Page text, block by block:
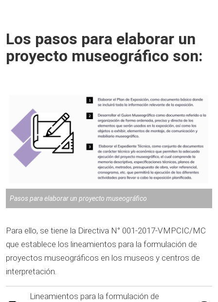
Los pasos para elaborar un
proyecto museográfico son:
Pasos para elaborar un proyecto museográfico
Para ello, se tiene la Directiva N° 001-2017-VMPCIC/MC
que establece los lineamientos para la formulación de
proyectos museográficos en los museos y centros de
interpretación.
Lineamientos para la formulación de